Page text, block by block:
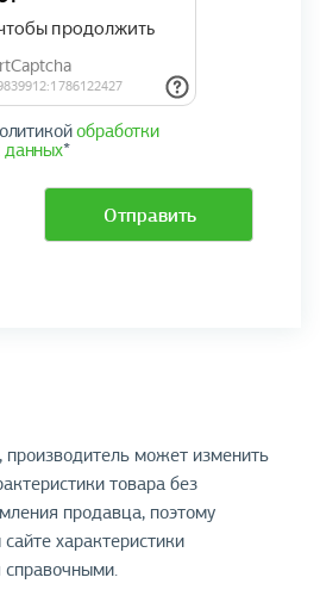
обработки
данных*
Отправить
может изменить
товара без
продавца, поэтому
характеристики